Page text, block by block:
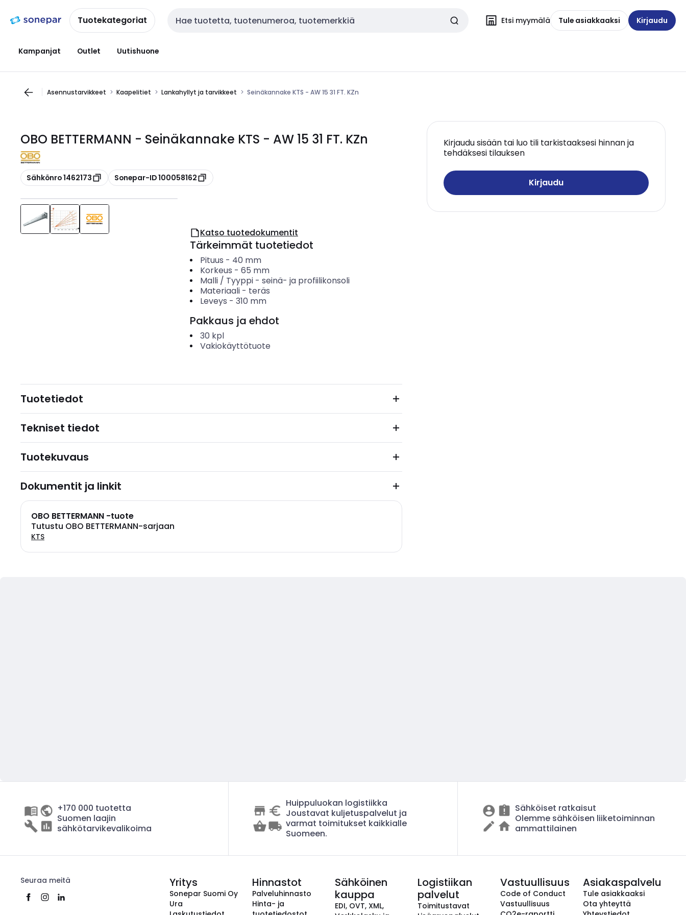
navigointiinsisältöönTuotekategoriat Haku Etsi myymälä Tule asiakkaaksi Kirjaudu
Kampanjat Outlet Uutishuone
Asennustarvikkeet Kaapelitiet Lankahyllyt ja tarvikkeet Seinäkannake KTS - AW 15 31 FT. KZn
OBO BETTERMANN - Seinäkannake KTS - AW 15 31 FT. KZn
Kopioi
Sähkönro 1462173 Kopioi
Sonepar-ID 100058162
Kirjaudu sisään tai luo tili tarkistaaksesi hinnan ja
tehdäksesi tilauksen
Kirjaudu
Katso tuotedokumentit
Tärkeimmät tuotetiedot
Pituus - 40 mm
Korkeus - 65 mm
Malli / Tyyppi- seinä- ja profiilikonsoli
Materiaali- teräs
Leveys - 310 mm
Pakkaus ja ehdot
30 kpl
Vakiokäyttötuote
Tuotetiedot
Tekniset tiedot
Tuotekuvaus
Dokumentit ja linkit
OBO BETTERMANN -tuote
Tutustu OBO BETTERMANN-sarjaan
KTS
+170 000 tuotetta
Suomen laajin
sähkötarvikevalikoima
Huippuluokan logistiikka
Joustavat kuljetuspalvelut ja
varmat toimitukset kaikkialle
Suomeen.
Sähköiset ratkaisut
Olemme sähköisen liiketoiminnan
ammattilainen
Seuraa meitä Yritys
Sonepar Suomi Oy
Ura
Hinnastot
Palveluhinnasto
Hinta- ja
Sähköinen
kauppa
EDI, OVT, XML,
Logistiikan
palvelut
Toimitustavat
Vastuullisuus
Code of Conduct
Vastuullisuus
Asiakaspalvelu
Tule asiakkaaksi
Ota yhteyttä